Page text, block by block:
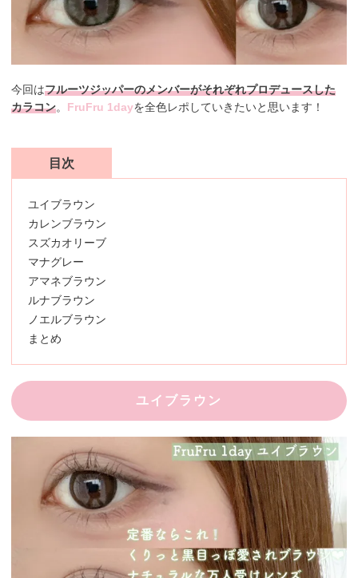
今回はフルーツジッパーのメンバーがそれぞれプロデュースした
カラコン。 FruFru 1dayを全色レポしていきたいと思います！
目次
ユイブラウン
カレンブラウン
スズカオリーブ
マナグレー
アマネブラウン
ルナブラウン
ノエルブラウン
まとめ
ユイブラウン